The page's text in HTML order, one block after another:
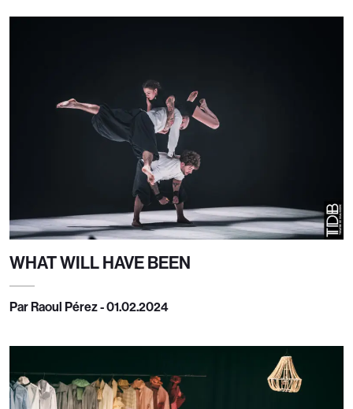
WHAT WILL HAVE BEEN
Par Raoul Pérez - 01.02.2024